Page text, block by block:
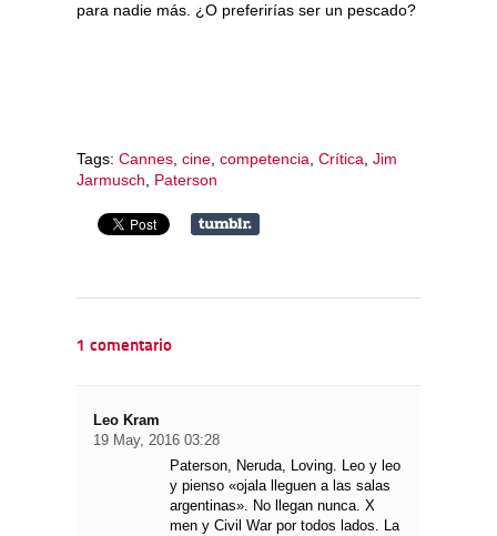
para nadie más. ¿O preferirías ser un pescado?
Tags: Cannes, cine, competencia, Crítica, Jim
Jarmusch, Paterson
1 comentario
Leo Kram
19 May, 2016 03:28
Paterson, Neruda, Loving. Leo y leo
y pienso «ojala lleguen a las salas
argentinas». No llegan nunca. X
men y Civil War por todos lados. La